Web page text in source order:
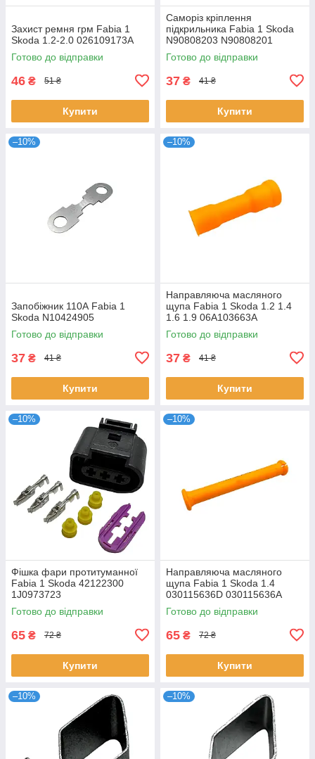
Захист ремня грм Fabia 1
Skoda 1.2-2.0 026109173A
Готово до відправки
46 ₴ 51 ₴
Купити
Саморіз кріплення
підкрильника Fabia 1 Skoda
N90808203 N90808201
Готово до відправки
37 ₴ 41 ₴
Купити
–10%
Запобіжник 110А Fabia 1
Skoda N10424905
Готово до відправки
37 ₴ 41 ₴
Купити
–10%
Направляюча масляного
щупа Fabia 1 Skoda 1.2 1.4
1.6 1.9 06A103663A
Готово до відправки
37 ₴ 41 ₴
Купити
–10%
Фішка фари протитуманної
Fabia 1 Skoda 42122300
1J0973723
Готово до відправки
65 ₴ 72 ₴
Купити
–10%
Направляюча масляного
щупа Fabia 1 Skoda 1.4
030115636D 030115636A
Готово до відправки
65 ₴ 72 ₴
Купити
–10% –10%